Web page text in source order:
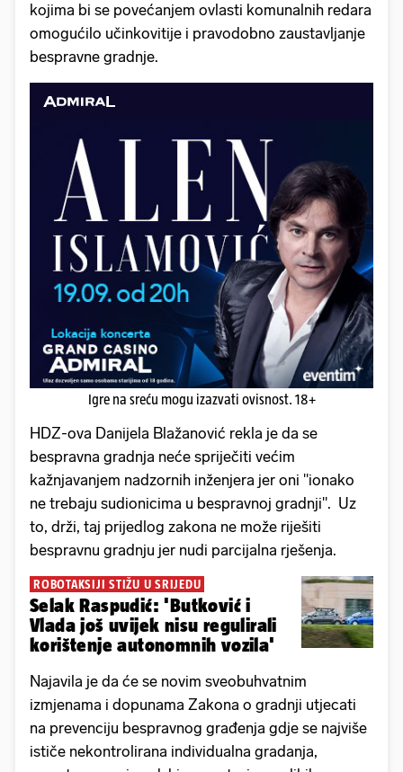
kojima bi se povećanjem ovlasti komunalnih redara
omogućilo učinkovitije i pravodobno zaustavljanje
bespravne gradnje.
Igre na sreću mogu izazvati ovisnost. 18+
HDZ-ova Danijela Blažanović rekla je da se
bespravna gradnja neće spriječiti većim
kažnjavanjem nadzornih inženjera jer oni "ionako
ne trebaju sudionicima u bespravnoj gradnji". Uz
to, drži, taj prijedlog zakona ne može riješiti
bespravnu gradnju jer nudi parcijalna rješenja.
ROBOTAKSIJI STIŽU U SRIJEDU
Selak Raspudić: 'Butković i
Vlada još uvijek nisu regulirali
korištenje autonomnih vozila'
Najavila je da će se novim sveobuhvatnim
izmjenama i dopunama Zakona o gradnji utjecati
na prevenciju bespravnog građenja gdje se najviše
ističe nekontrolirana individualna gradanja,